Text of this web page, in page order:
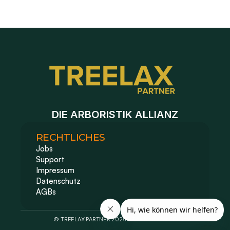
DIE ARBORISTIK ALLIANZ
RECHTLICHES
Jobs
Support
Impressum
Datenschutz
AGBs
© TREELAX PARTNER 2026 - Eine Marke der TE-Time GmbH